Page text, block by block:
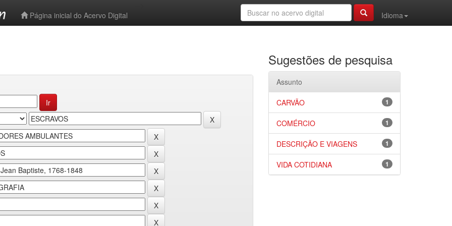
Página inicial do Acervo Digital
Idioma
Sugestões de pesquisa
Assunto
1
CARVÃO
1
COMÉRCIO
1
DESCRIÇÃO E VIAGENS
1
VIDA COTIDIANA